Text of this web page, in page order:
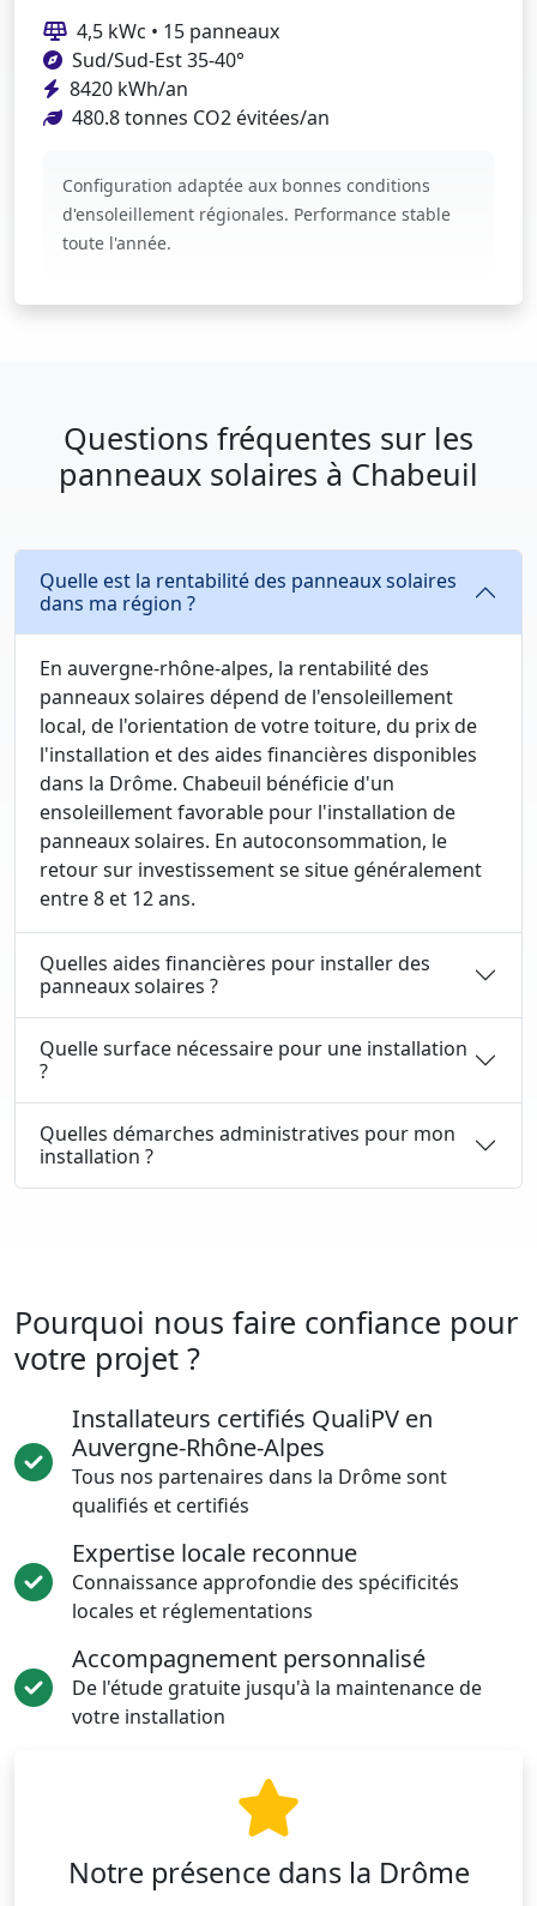
4,5 kWc • 15 panneaux
Sud/Sud-Est 35-40°
8420 kWh/an
480.8 tonnes CO2 évitées/an
Configuration adaptée aux bonnes conditions
d'ensoleillement régionales. Performance stable
toute l'année.
Questions fréquentes sur les
panneaux solaires à Chabeuil
Quelle est la rentabilité des panneaux solaires
dans ma région ?
En auvergne-rhône-alpes, la rentabilité des
panneaux solaires dépend de l'ensoleillement
local, de l'orientation de votre toiture, du prix de
l'installation et des aides financières disponibles
dans la Drôme. Chabeuil bénéficie d'un
ensoleillement favorable pour l'installation de
panneaux solaires. En autoconsommation, le
retour sur investissement se situe généralement
entre 8 et 12 ans.
Quelles aides financières pour installer des
panneaux solaires ?
Quelle surface nécessaire pour une installation
?
Quelles démarches administratives pour mon
installation ?
Pourquoi nous faire confiance pour
votre projet ?
Installateurs certifiés QualiPV en
Auvergne-Rhône-Alpes
Tous nos partenaires dans la Drôme sont
qualifiés et certifiés
Expertise locale reconnue
Connaissance approfondie des spécificités
locales et réglementations
Accompagnement personnalisé
De l'étude gratuite jusqu'à la maintenance de
votre installation
Notre présence dans la Drôme